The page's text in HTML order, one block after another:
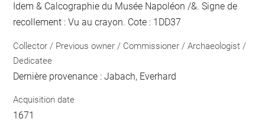
Idem & Calcographie du Musée Napoléon /&. Signe de
recollement :Vu au crayon. Cote : 1DD37
Collector / Previous owner / Commissioner / Archaeologist /
Dedicatee
Dernière provenance : Jabach, Everhard
Acquisition date
1671